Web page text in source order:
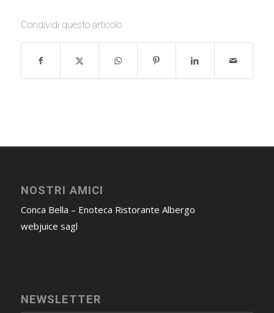
Condividi questo articolo
NOSTRI AMICI
Conca Bella – Enoteca Ristorante Albergo
webjuice sagl
NEWSLETTER